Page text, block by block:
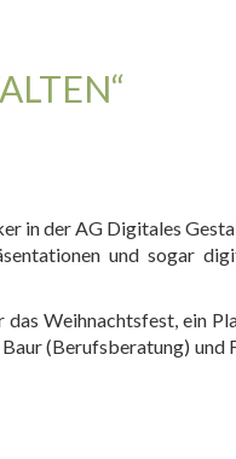
in der AG Digitales
und sogar
das Weihnachtsfest, ein
(Berufsberatung) und